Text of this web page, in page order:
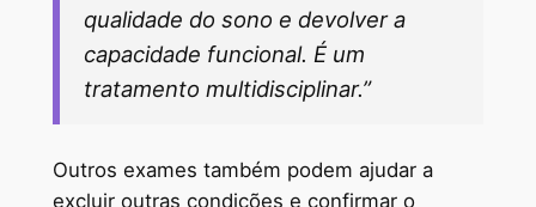
qualidade do sono e devolver a
capacidade funcional. É um
tratamento multidisciplinar.”
Outros exames também podem ajudar a
excluir outras condições e confirmar o